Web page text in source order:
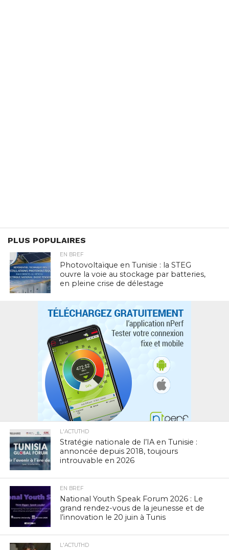
PLUS POPULAIRES
EN BREF
Photovoltaïque en Tunisie : la STEG
ouvre la voie au stockage par batteries,
en pleine crise de délestage
L'ACTUTHD
Stratégie nationale de l’IA en Tunisie :
annoncée depuis 2018, toujours
introuvable en 2026
EN BREF
National Youth Speak Forum 2026 : Le
grand rendez-vous de la jeunesse et de
l’innovation le 20 juin à Tunis
L'ACTUTHD